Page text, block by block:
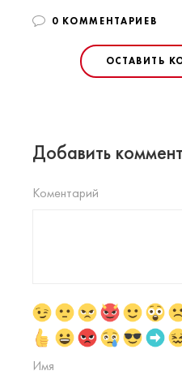
0 КОММЕНТАРИЕВ
ОСТАВИТЬ
Добавить
Коментарий
Имя